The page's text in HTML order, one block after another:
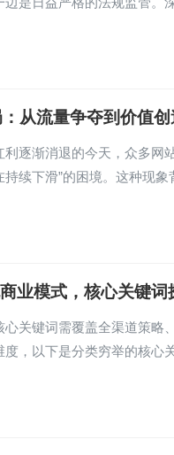
从流量争夺到价值
逐渐消退的今天，众多网
持续下滑”的困境。这种现
业模式，核心关键
心关键词需覆盖全渠道策略
，以下是分类穷举的核心